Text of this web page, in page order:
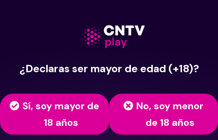
¿Declaras ser mayor de edad (+18)?
Sí, soy mayor de
18 años
No, soy menor
de 18 años